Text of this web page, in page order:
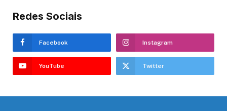
Redes Sociais
Facebook Instagram
YouTube Twitter